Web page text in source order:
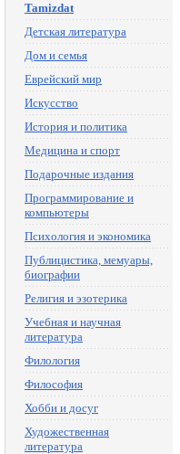
Tamizdat
Детская литература
Дом и семья
Еврейский мир
Искусство
История и политика
Медицина и спорт
Подарочные издания
Программирование и
компьютеры
Психология и экономика
Публицистика, мемуары,
биографии
Религия и эзотерика
Учебная и научная
литература
Филология
Философия
Хобби и досуг
Художественная
литература